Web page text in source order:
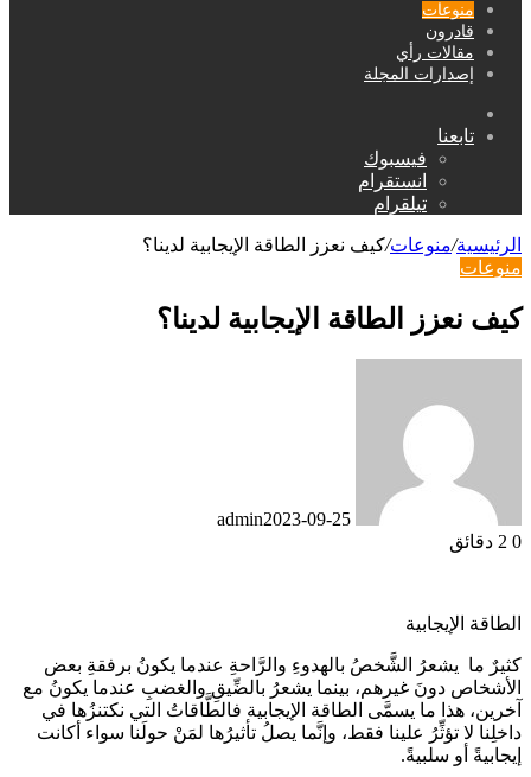
منوعات
قادرون
مقالات رأي
إصدارات المجلة
عن
تابعنا
فيسبوك
انستقرام
تيلقرام
الرئيسية/منوعات/كيف نعزز الطاقة الإيجابية لدينا؟
منوعات
كيف نعزز الطاقة الإيجابية لدينا؟
admin2023-09-25
0
الطاقة الإيجابية
كثيرٌ ما يشعرُ الشَّخصُ بالهدوءِ والرَّاحةِ عندما يكونُ برفقةِ بعض
الأشخاص دونَ غيرهم، بينما يشعرُ بالضِّيقِ والغضبِ عندما يكونُ مع
آخرين، هذا ما يسمَّى الطاقة الإيجابية فالطَّاقاتُ التي نكتنزُها في
داخلِنا لا تؤثِّرُ علينا فقط، وإنَّما يصلُ تأثيرُها لمَنْ حولَنا سواء أكانت
إيجابيةً أو سلبيةً.